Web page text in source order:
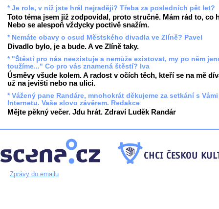
* Je role, v níž jste hrál nejraději? Třeba za posledních pět let?
Toto téma jsem již zodpovídal, proto stručně. Mám rád to, co
Nebo se alespoň vždycky poctivě snažím.
* Nemáte obavy o osud Městského divadla ve Zlíně? Pavel
Divadlo bylo, je a bude. A ve Zlíně taky.
* "Štěstí pro nás neexistuje a nemůže existovat, my po něm
toužíme..." Co pro vás znamená štěstí? Iva
Úsměvy všude kolem. A radost v očích těch, kteří se na mě
už na jevišti nebo na ulici.
* Vážený pane Randáre, mnohokrát děkujeme za setkání s
Internetu. Vaše slovo závěrem. Redakce
Mějte pěkný večer. Jdu hrát. Zdraví Luděk Randár
Zprávy do emailu